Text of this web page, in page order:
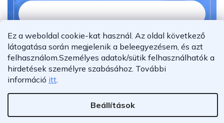
Ez a weboldal cookie-kat használ. Az oldal következő
látogatása során megjelenik a beleegyezésem, és azt
felhasználom.Személyes adatok/sütik felhasználhatók a
hirdetések személyre szabásához. További
információ itt.
Beállítások
Elolvastam és megértettem azadatvédelmi
nyilatkozatot.
Feliratkozás
Shoptet Premium készítette